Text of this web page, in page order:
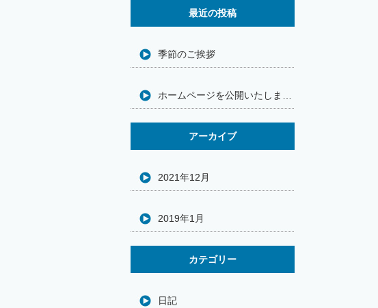
最近の投稿
季節のご挨拶
アーカイブ
2021年12月
2019年1月
カテゴリー
日記